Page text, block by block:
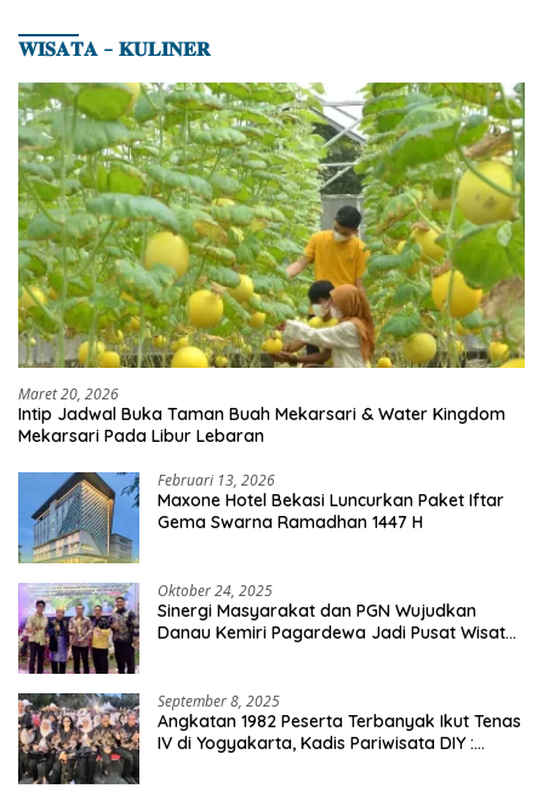
𝐖𝐈𝐒𝐀𝐓𝐀 – 𝐊𝐔𝐋𝐈𝐍𝐄𝐑
Maret 20, 2026
Intip Jadwal Buka Taman Buah Mekarsari & Water Kingdom
Mekarsari Pada Libur Lebaran
Februari 13, 2026
Maxone Hotel Bekasi Luncurkan Paket Iftar
Gema Swarna Ramadhan 1447 H
Oktober 24, 2025
Sinergi Masyarakat dan PGN Wujudkan
Danau Kemiri Pagardewa Jadi Pusat Wisata
September 8, 2025
Angkatan 1982 Peserta Terbanyak Ikut Tenas
IV di Yogyakarta, Kadis Pariwisata DIY :